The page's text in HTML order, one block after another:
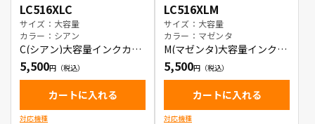
LC516XLC
サイズ：大容量
カラー：シアン
C(シアン)大容量インクカー
トリッジ
5,500
カートに入れる
対応機種
LC516XLM
サイズ：大容量
カラー：マゼンタ
M(マゼンタ)大容量インクカ
ートリッジ
5,500
カートに入れる
対応機種